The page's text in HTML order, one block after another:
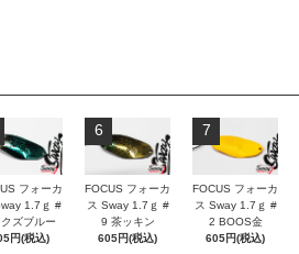
フォーカ
1.7ｇ #
ズブルー
円(税込)
6
FOCUS フォーカ
ス Sway 1.7ｇ #
9 茶ッキン
605円(税込)
7
FOCUS フォーカ
ス Sway 1.7ｇ #
2 BOOS金
605円(税込)